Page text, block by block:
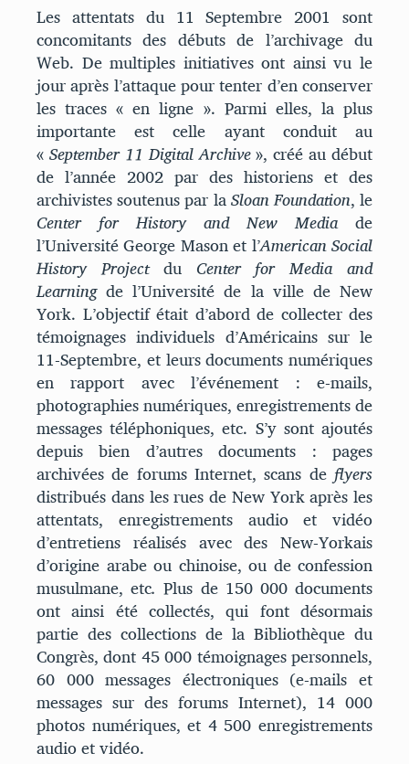
Les attentats du 11 Septembre 2001 sont
concomitants des débuts de l’archivage du
Web. De multiples initiatives ont ainsi vu le
jour après l’attaque pour tenter d’en conserver
les traces « en ligne ». Parmi elles, la plus
importante est celle ayant conduit au
«September 11 Digital Archive», créé au début
de l’année 2002 par des historiens et des
archivistes soutenus par laSloan Foundation, le
Center for History and New Mediade
l’Université George Mason et l’American Social
History Project duCenter for Media and
Learningde l’Université de la ville de New
York. L’objectif était d’abord de collecter des
témoignages individuels d’Américains sur le
11-Septembre, et leurs documents numériques
en rapport avec l’événement : e-mails,
photographies numériques, enregistrements de
messages téléphoniques, etc. S’y sont ajoutés
depuis bien d’autres documents : pages
archivées de forums Internet, scans deflyers
distribués dans les rues de New York après les
attentats, enregistrements audio et vidéo
d’entretiens réalisés avec des New-Yorkais
d’origine arabe ou chinoise, ou de confession
musulmane, etc.Plus de 150 000 documents
ont ainsi été collectés, qui font désormais
partie des collections de la Bibliothèque du
Congrès, dont 45 000 témoignages personnels,
60 000 messages électroniques (e-mails et
messages sur des forums Internet), 14 000
photos numériques, et 4 500 enregistrements
audio et vidéo.